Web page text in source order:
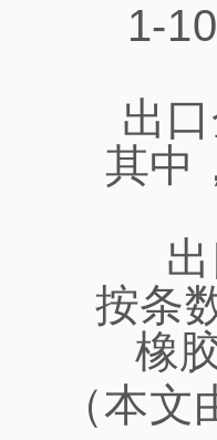
1-
出
其中
按条
橡
（本